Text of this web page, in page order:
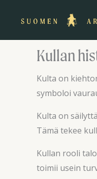
sisältöön
Kullan
Kulta on
symboloi
Kulta on
Tämä tekee
Kullan rooli
toimii usein